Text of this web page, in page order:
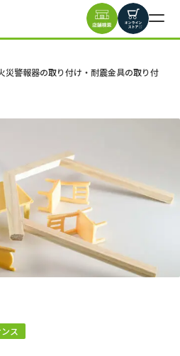
災警報器の取り付け・耐震金具の取り付
ス